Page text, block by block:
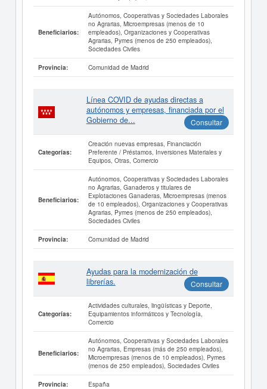
Beneficiarios:
Autónomos, Cooperativas y Sociedades Laborales
no Agrarias, Microempresas (menos de 10
empleados), Organizaciones y Cooperativas
Agrarias, Pymes (menos de 250 empleados),
Sociedades Civiles
Provincia: Comunidad de Madrid
Línea COVID de ayudas directas a
autónomos y empresas, financiada por el
Gobierno de...
Consultar
Categorías:
Creación nuevas empresas, Financiación
Preferente / Préstamos, Inversiones Materiales y
Equipos, Otras, Comercio
Beneficiarios:
Autónomos, Cooperativas y Sociedades Laborales
no Agrarias, Ganaderos y titulares de
Explotaciones Ganaderas, Microempresas (menos
de 10 empleados), Organizaciones y Cooperativas
Agrarias, Pymes (menos de 250 empleados),
Sociedades Civiles
Provincia: Comunidad de Madrid
Ayudas para la modernización de
librerías.
Consultar
Categorías:
Actividades culturales, lingüísticas y Deporte,
Equipamientos informáticos y Tecnología,
Comercio
Beneficiarios:
Autónomos, Cooperativas y Sociedades Laborales
no Agrarias, Empresas (más de 250 empleados),
Microempresas (menos de 10 empleados), Pymes
(menos de 250 empleados), Sociedades Civiles
Provincia: España